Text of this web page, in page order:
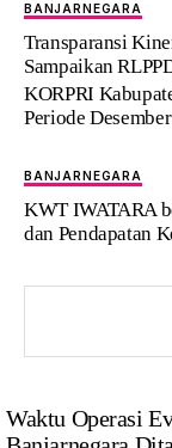
BANJARNEGARA
‎Transparansi
Sampaikan
‎KORPRI
Periode
BANJARNEGARA
KWT IWATARA
dan Pendapatan
Waktu Operasi